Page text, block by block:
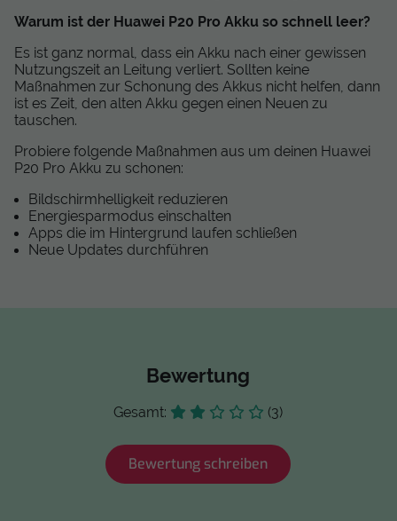
Warum ist der Huawei P20 Pro Akku so schnell leer?
Es ist ganz normal, dass ein Akku nach einer gewissen
Nutzungszeit an Leitung verliert. Sollten keine
Maßnahmen zur Schonung des Akkus nicht helfen, dann
ist es Zeit, den alten Akku gegen einen Neuen zu
tauschen.
Probiere folgende Maßnahmen aus um deinen Huawei
P20 Pro Akku zu schonen:
Bildschirmhelligkeit reduzieren
Energiesparmodus einschalten
Apps die im Hintergrund laufen schließen
Neue Updates durchführen
Bewertung
Gesamt: (3)
Bewertung schreiben